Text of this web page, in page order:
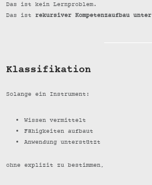
Das ist kein Lernproblem.
Das ist rekursiver Kompetenzaufbau
Klassifikation
Solange ein Instrument:
Wissen vermittelt
Fähigkeiten aufbaut
Anwendung unterstützt
ohne explizit zu bestimmen,